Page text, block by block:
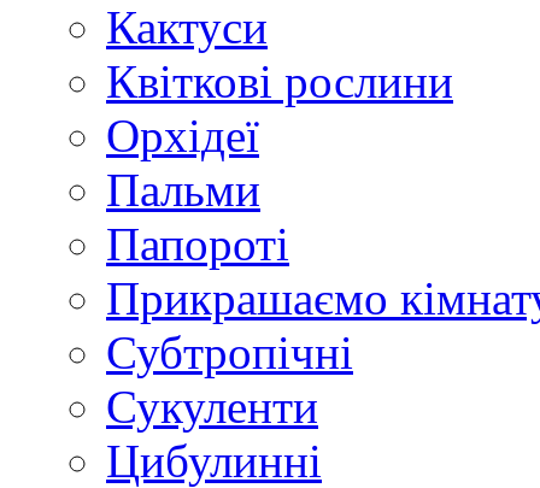
Кактуси
Квіткові рослини
Орхідеї
Пальми
Папороті
Прикрашаємо
Субтропічні
Сукуленти
Цибулинні